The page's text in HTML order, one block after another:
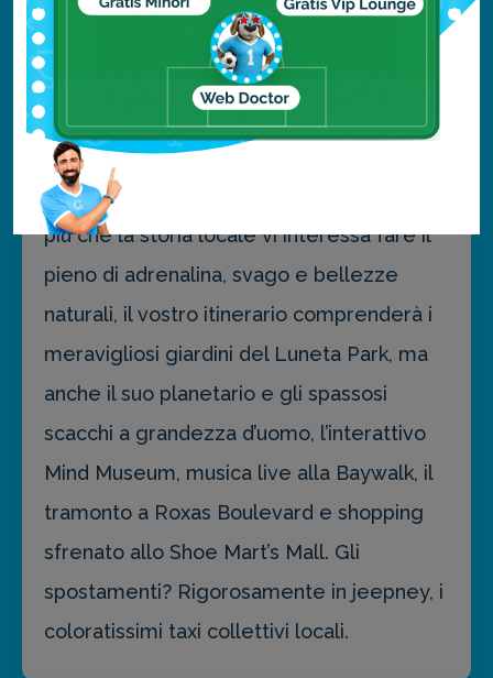
Santiago, i numerosi edifici patrimonio
contenuti nella cerchia muraria
di Intramuros, la chiesa di San Augustìn, e i
mercati locali di Binondo e Greenhills.
Manila Natura&Divertimento:
più che la storia locale vi interessa fare il
pieno di adrenalina, svago e bellezze
naturali, il vostro itinerario comprenderà i
meravigliosi giardini del Luneta Park, ma
anche il suo planetario e gli spassosi
scacchi a grandezza d’uomo, l’interattivo
Mind Museum, musica live alla Baywalk, il
tramonto a Roxas Boulevard e shopping
sfrenato allo Shoe Mart’s Mall. Gli
spostamenti? Rigorosamente in jeepney, i
coloratissimi taxi collettivi locali.